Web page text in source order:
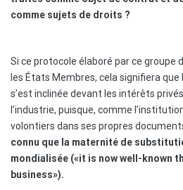
comme sujets de droits ?
Si ce protocole élaboré par ce groupe
les États Membres, cela signifiera que
s’est inclinée devant les intérêts
l’industrie, puisque, comme
volontiers dans ses propres
connu que la maternité de
mondialisée («it is now well-known
business»).